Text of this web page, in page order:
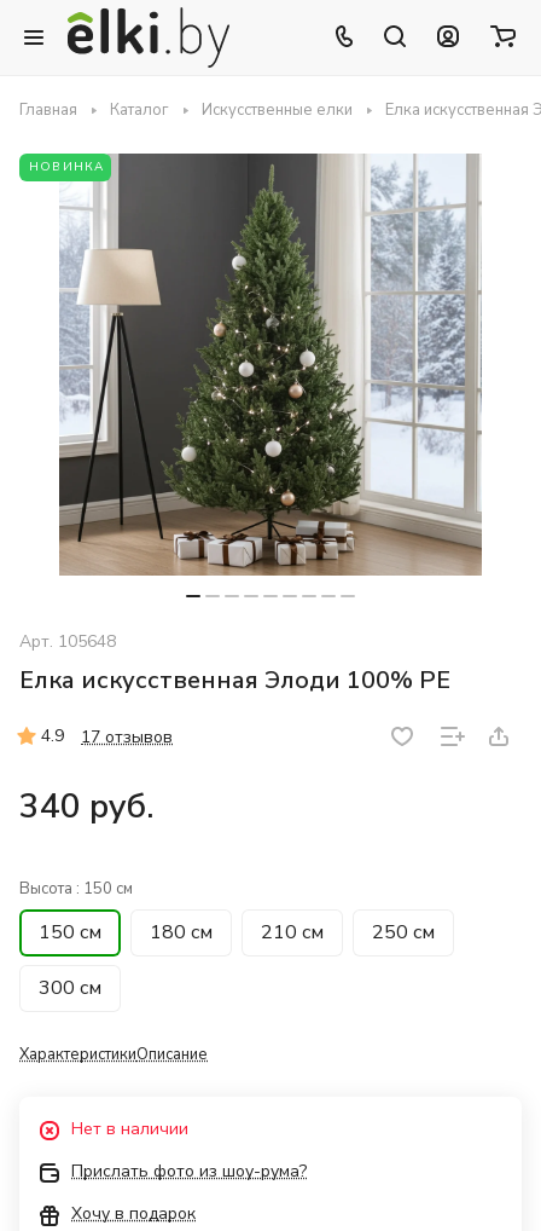
Главная Каталог Искусственные елки Елка
НОВИНКА
Арт. 105648
Елка искусственная Элоди 100% PE
4.9 17 отзывов
340 руб.
Высота : 150 см
150 см 180 см 210 см 250 см
300 см
ХарактеристикиОписание
Нет в наличии
Прислать фото из шоу-рума?
Хочу в подарок